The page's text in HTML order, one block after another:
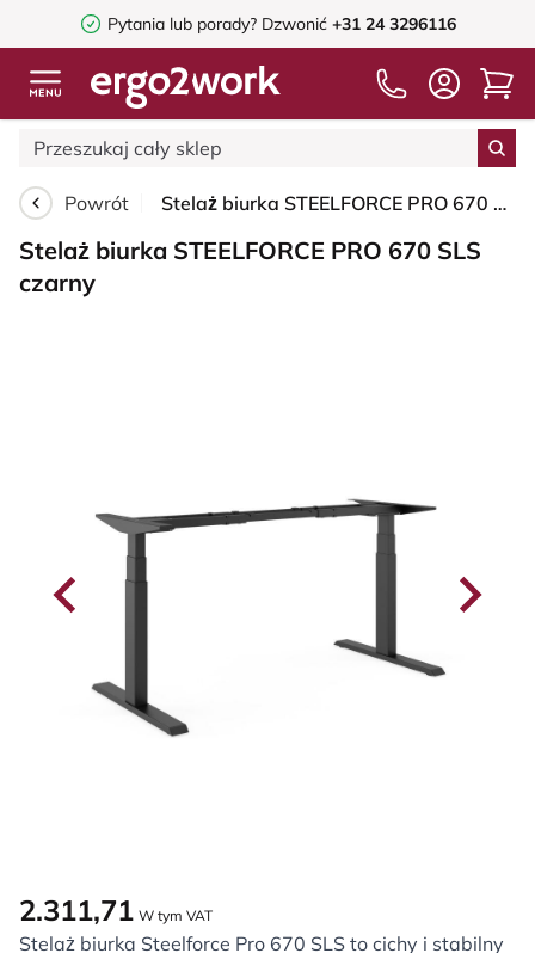
Pytania lub porady? Dzwonić +31 24 3296116
Powrót Stelaż biurka STEELFORCE PRO 670 SLS czarny
Stelaż biurka STEELFORCE PRO 670 SLS
czarny
2.311,71 W tym VAT
Stelaż biurka Steelforce Pro 670 SLS to cichy i stabilny